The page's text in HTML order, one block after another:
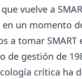
vuelve a
un momento
a tomar SMART
de gestión de
crítica ha